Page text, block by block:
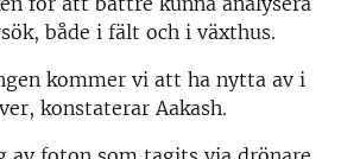
både i fält och i växthus.
kommer vi att ha nytta av i
konstaterar Aakash.